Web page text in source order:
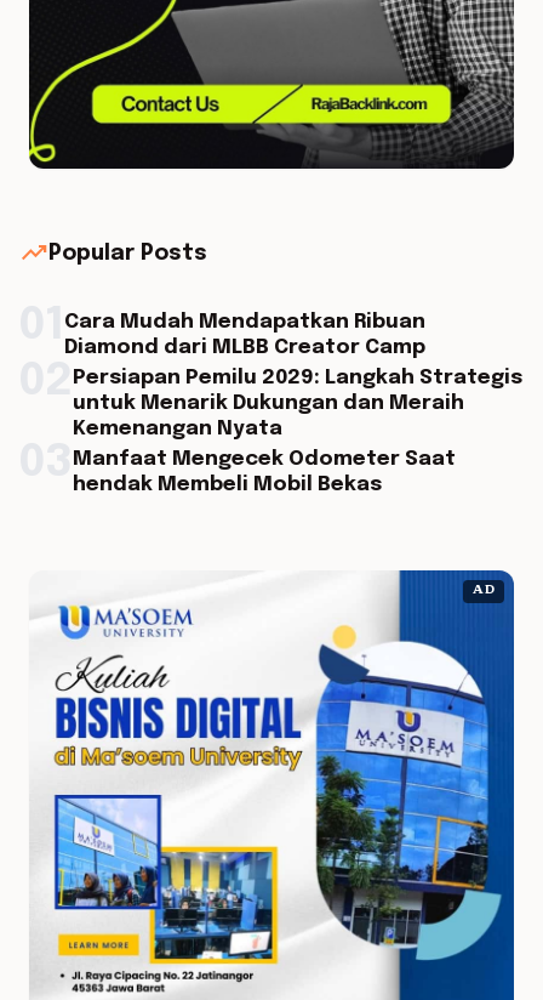
trending_up Popular Posts
Cara Mudah Mendapatkan Ribuan
Diamond dari MLBB Creator Camp
Persiapan Pemilu 2029: Langkah Strategis
untuk Menarik Dukungan dan Meraih
Kemenangan Nyata
Manfaat Mengecek Odometer Saat
hendak Membeli Mobil Bekas
AD